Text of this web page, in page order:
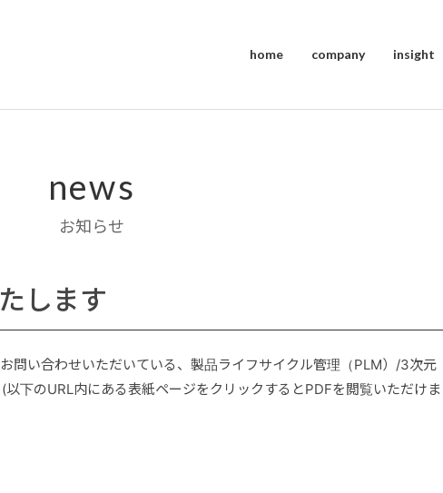
home company insight
news
お知らせ
します
問い合わせいただいている、製品ライフサイクル管理（PLM）/3次元
下のURL内にある表紙ページをクリックするとPDFを閲覧いただけま